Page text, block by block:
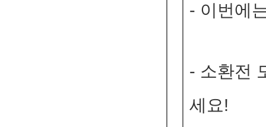
- 이번에
- 소환전
세요!